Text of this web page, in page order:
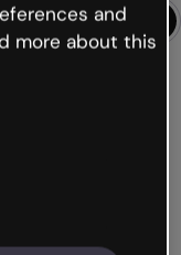
and
more about this